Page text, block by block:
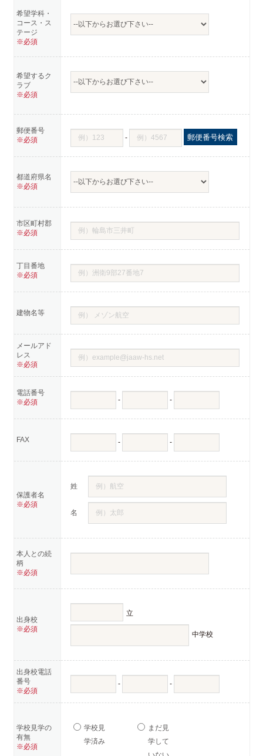
希望学科・
コース・ス
テージ
※必須
希望するク
ラブ
※必須
郵便番号
※必須
- 郵便番号検索
都道府県名
※必須
市区町村郡
※必須
丁目番地
※必須
建物名等
メールアド
レス
※必須
電話番号
※必須
- -
FAX - -
保護者名
※必須
姓
名
本人との続
柄
※必須
出身校
※必須
立
中学校
出身校電話
番号
※必須
- -
学校見学の
有無
※必須
学校見
学済み
まだ見
学して